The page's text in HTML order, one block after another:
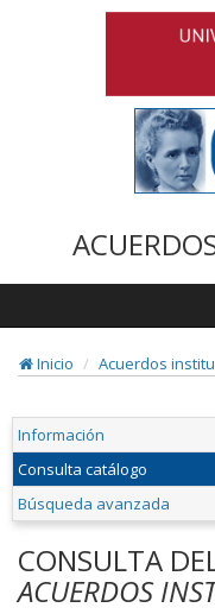
Inicio
Acuerdos
Información
Consulta catálogo
Búsqueda avanzada
CONSULTA
ACUERDOS